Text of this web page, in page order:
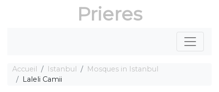
Prieres
Accueil Istanbul
Mosques in Istanbul
Laleli Camii